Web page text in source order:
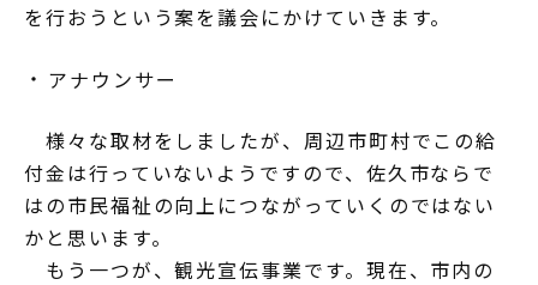
を行おうという案を議会にかけていきます。
アナウンサー
様々な取材をしましたが、周辺市町村でこの給
付金は行っていないようですので、佐久市ならで
はの市民福祉の向上につながっていくのではない
かと思います。
もう一つが、観光宣伝事業です。現在、市内の